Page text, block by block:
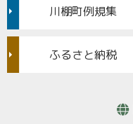
川棚町例規集
ふるさと納税